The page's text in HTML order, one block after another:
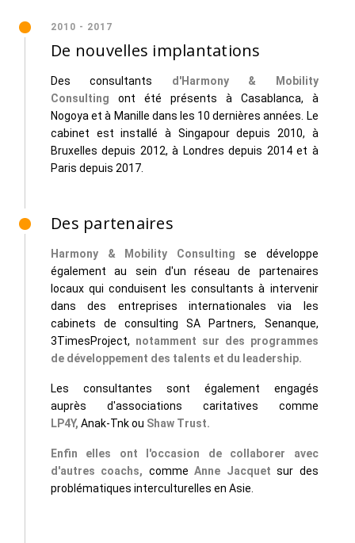
2010 - 2017
De nouvelles implantations
Des consultants d'Harmony & Mobility
Consulting
ont été présents à
Casablanca, à
Nogoya​ et à Manille dans les 10 dernières années. Le
cabinet est installé à Singapour depuis 2010, à
Bruxelles depuis 2012, à Londres depuis 2014 et à
Paris depuis 2017.
Des partenaires
Harmony & Mobility Consultingse développe
également au sein d'un réseau de partenaires
locaux qui conduisent les consultants à intervenir
dans des entreprises internationales via les
cabinets de consulting SA Partners, Senanque,
3TimesProject, notamment sur des programmes
de développement des talents et du leadership.
Les consultantes sont également engagés
auprès
d'associations caritatives comme
LP4Y, Anak-Tnkou Shaw Trust.
Enfin elles ont l'occasion de collaborer avec
d'autres coachs, commeAnne Jacquetsur des
problématiques interculturelles en Asie.